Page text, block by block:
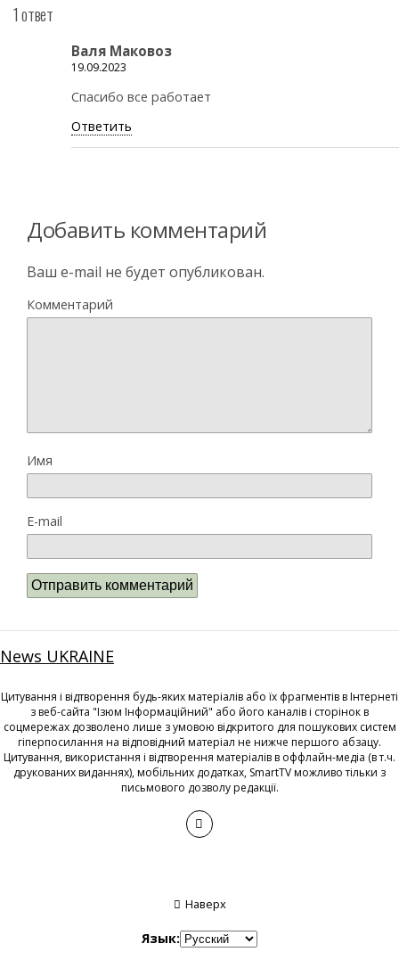
1 ответ
Валя Маковоз
19.09.2023
Спасибо все работает
Ответить
Добавить комментарий
Ваш e-mail не будет опубликован.
Комментарий
Имя
E-mail
News UKRAINE
Цитування і відтворення будь-яких матеріалів або їх фрагментів в Інтернеті
з веб-сайта "Ізюм Інформаційний" або його каналів і сторінок в
соцмережах дозволено лише з умовою відкритого для пошукових систем
гіперпосилання на відповідний матеріал не нижче першого абзацу.
Цитування, використання і відтворення матеріалів в оффлайн-медіа (в т.ч.
друкованих виданнях), мобільних додатках, SmartTV можливо тільки з
письмового дозволу редакції.
Наверх
Язык: